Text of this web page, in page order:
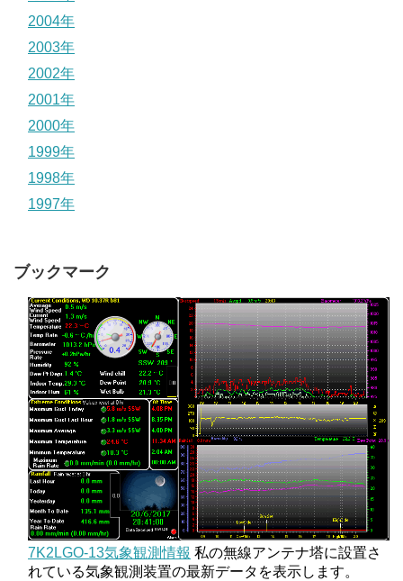
2004年
2003年
2002年
2001年
2000年
1999年
1998年
1997年
ブックマーク
7K2LGO-13気象観測情報 私の無線アンテナ塔に設置さ
れている気象観測装置の最新データを表示します。